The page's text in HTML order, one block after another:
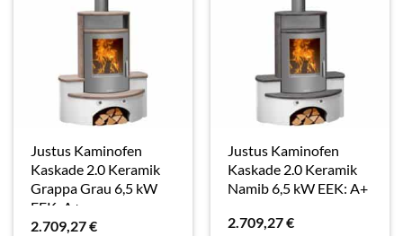
Justus Kaminofen
Kaskade 2.0 Keramik
Grappa Grau 6,5 kW
EEK: A+
2.709,27€
Justus Kaminofen
Kaskade 2.0 Keramik
Namib 6,5 kW EEK: A+
2.709,27€